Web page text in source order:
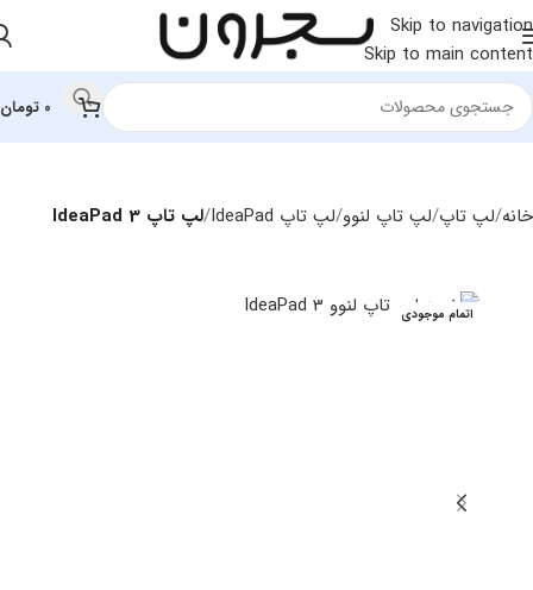
Skip to navigation
Skip to main content
0 تومان
خانه لپ تاپ لپ‌ تاپ لنوو لپ تاپ IdeaPad لپ تاپ IdeaPad 3
اتمام موجودی